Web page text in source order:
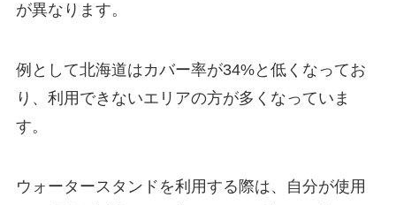
が異なります。
例として北海道はカバー率が34%と低くなってお
り、利用できないエリアの方が多くなっていま
す。
ウォータースタンドを利用する際は、自分が使用